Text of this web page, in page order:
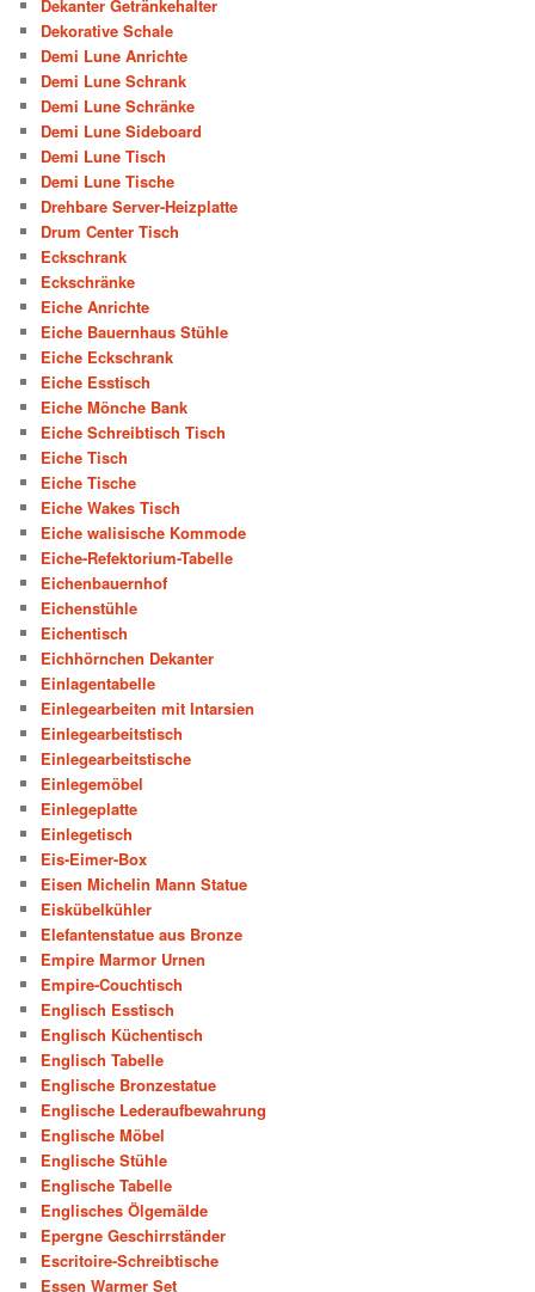
Dekanter Getränkehalter
Dekorative Schale
Demi Lune Anrichte
Demi Lune Schrank
Demi Lune Schränke
Demi Lune Sideboard
Demi Lune Tisch
Demi Lune Tische
Drehbare Server-Heizplatte
Drum Center Tisch
Eckschrank
Eckschränke
Eiche Anrichte
Eiche Bauernhaus Stühle
Eiche Eckschrank
Eiche Esstisch
Eiche Mönche Bank
Eiche Schreibtisch Tisch
Eiche Tisch
Eiche Tische
Eiche Wakes Tisch
Eiche walisische Kommode
Eiche-Refektorium-Tabelle
Eichenbauernhof
Eichenstühle
Eichentisch
Eichhörnchen Dekanter
Einlagentabelle
Einlegearbeiten mit Intarsien
Einlegearbeitstisch
Einlegearbeitstische
Einlegemöbel
Einlegeplatte
Einlegetisch
Eis-Eimer-Box
Eisen Michelin Mann Statue
Eiskübelkühler
Elefantenstatue aus Bronze
Empire Marmor Urnen
Empire-Couchtisch
Englisch Esstisch
Englisch Küchentisch
Englisch Tabelle
Englische Bronzestatue
Englische Lederaufbewahrung
Englische Möbel
Englische Stühle
Englische Tabelle
Englisches Ölgemälde
Epergne Geschirrständer
Escritoire-Schreibtische
Essen Warmer Set